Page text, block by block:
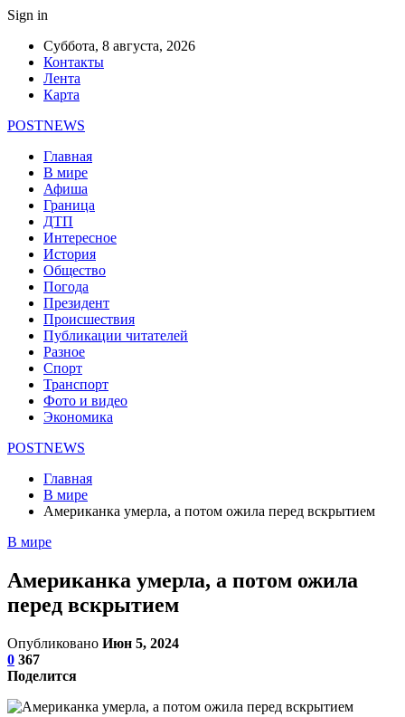
Sign in
Суббота, 8 августа, 2026
Контакты
Лента
Карта
POSTNEWS
Главная
В мире
Афиша
Граница
ДТП
Интересное
История
Общество
Погода
Президент
Происшествия
Публикации читателей
Разное
Спорт
Транспорт
Фото и видео
Экономика
POSTNEWS
Главная
В мире
Американка умерла, а потом ожила перед вскрытием
В мире
Американка умерла, а потом ожила
перед вскрытием
Опубликовано Июн 5, 2024
0 367
Поделится